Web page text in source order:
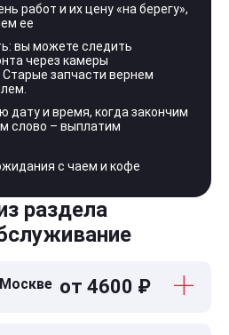
работ и их цену «на берегу»,
ее
вы можете следить
через камеры
запчасти вернем
дату и время, когда закончим
слово – выплатим
с чаем и кофе
раздела
от 4600 ₽